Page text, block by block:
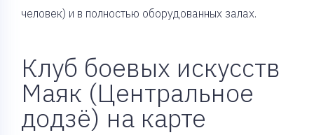
человек) и в полностью оборудованных залах.
Клуб боевых искусств
Маяк (Центральное
додзё) на карте